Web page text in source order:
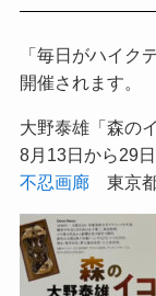
「毎日がハイク
開催されます。
大野泰雄「森の
8月13日から29日
不忍画廊東京都